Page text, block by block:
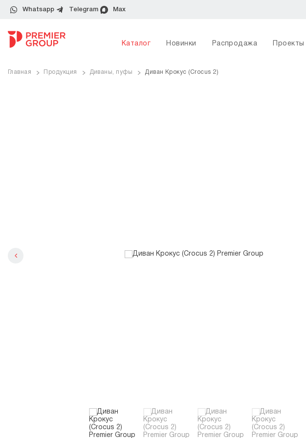
Whatsapp Telegram Max
Каталог Новинки Распродажа Проекты
Главная Продукция Диваны, пуфы Диван Крокус (Crocus 2)